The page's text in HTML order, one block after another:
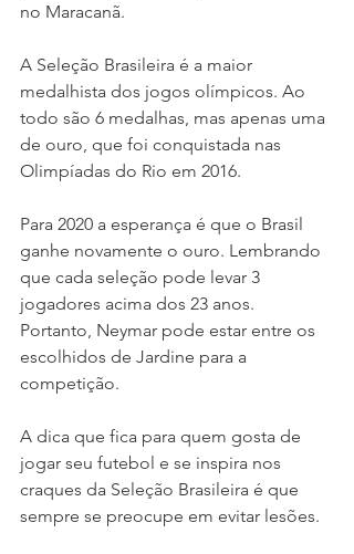
no Maracanã.
A Seleção Brasileira é a maior
medalhista dos jogos olímpicos. Ao
todo são 6 medalhas, mas apenas uma
de ouro, que foi conquistada nas
Olimpíadas do Rio em 2016.
Para 2020 a esperança é que o Brasil
ganhe novamente o ouro. Lembrando
que cada seleção pode levar 3
jogadores acima dos 23 anos.
Portanto, Neymar pode estar entre os
escolhidos de Jardine para a
competição.
A dica que fica para quem gosta de
jogar seu futebol e se inspira nos
craques da Seleção Brasileira é que
sempre se preocupe em evitar lesões.